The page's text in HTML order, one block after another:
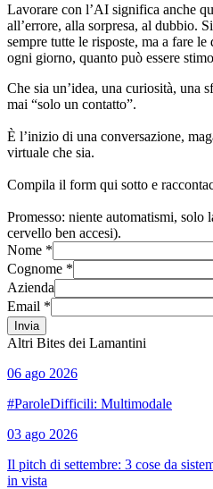
Lavorare con l’AI significa anche
all’errore, alla sorpresa, al dubbio.
sempre tutte le risposte, ma a fare
ogni giorno, quanto può essere
Che sia un’idea, una curiosità, una
mai “solo un contatto”.
È l’inizio di una conversazione,
virtuale che sia.
Compila il form qui sotto e
Promesso: niente automatismi, solo
cervello ben accesi).
Nome *
Cognome *
Azienda
Email *
Invia
Altri Bites dei Lamantini
06 ago 2026
#ParoleDifficili: Multimodale
03 ago 2026
Il pitch di settembre: 3 cose da
in vista